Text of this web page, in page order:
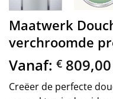
Maatwerk
verchroomde
Vanaf: € 809,00
Creëer de perfecte